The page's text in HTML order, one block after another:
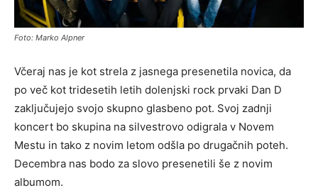
Foto: Marko Alpner
Včeraj nas je kot strela z jasnega presenetila novica, da
po več kot tridesetih letih dolenjski rock prvaki Dan D
zaključujejo svojo skupno glasbeno pot. Svoj zadnji
koncert bo skupina na silvestrovo odigrala v Novem
Mestu in tako z novim letom odšla po drugačnih poteh.
Decembra nas bodo za slovo presenetili še z novim
albumom.